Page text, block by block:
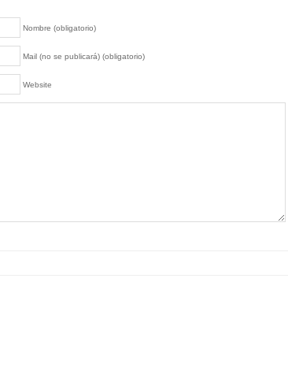
Nombre (obligatorio)
Mail (no se publicará) (obligatorio)
Website